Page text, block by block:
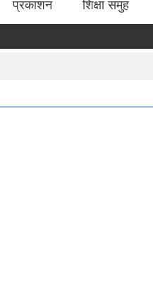
प्रकाशन शिक्षा समुह